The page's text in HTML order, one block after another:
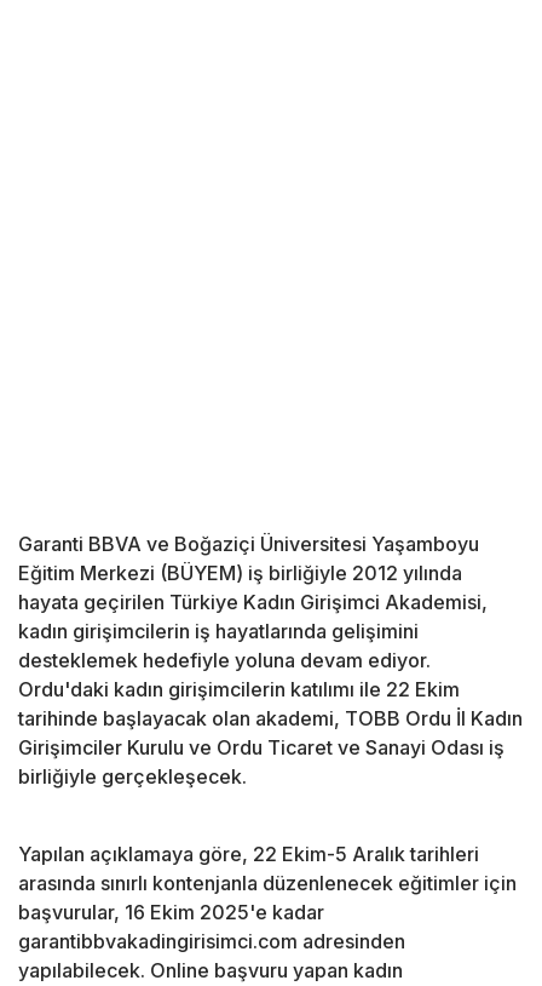
Garanti BBVA ve Boğaziçi Üniversitesi Yaşamboyu
Eğitim Merkezi (BÜYEM) iş birliğiyle 2012 yılında
hayata geçirilen Türkiye Kadın Girişimci Akademisi,
kadın girişimcilerin iş hayatlarında gelişimini
desteklemek hedefiyle yoluna devam ediyor.
Ordu'daki kadın girişimcilerin katılımı ile 22 Ekim
tarihinde başlayacak olan akademi, TOBB Ordu İl Kadın
Girişimciler Kurulu ve Ordu Ticaret ve Sanayi Odası iş
birliğiyle gerçekleşecek.
Yapılan açıklamaya göre, 22 Ekim-5 Aralık tarihleri
arasında sınırlı kontenjanla düzenlenecek eğitimler için
başvurular, 16 Ekim 2025'e kadar
garantibbvakadingirisimci.com adresinden
yapılabilecek. Online başvuru yapan kadın